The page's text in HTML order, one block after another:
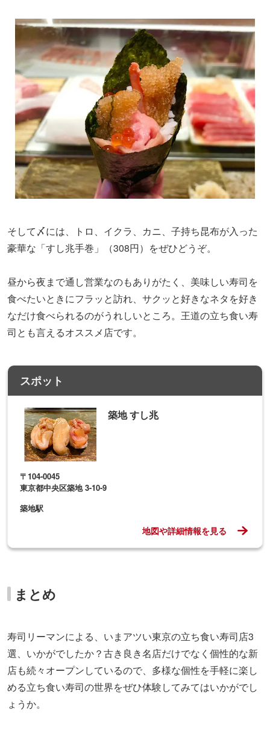
そして〆には、トロ、イクラ、カニ、子持ち昆布が入った
豪華な「すし兆手巻」（308円）をぜひどうぞ。
昼から夜まで通し営業なのもありがたく、美味しい寿司を
食べたいときにフラッと訪れ、サクッと好きなネタを好き
なだけ食べられるのがうれしいところ。王道の立ち食い寿
司とも言えるオススメ店です。
スポット
築地 すし兆
〒104-0045
東京都中央区築地 3-10-9
築地駅
地図や詳細情報を見る
まとめ
寿司リーマンによる、いまアツい東京の立ち食い寿司店3
選、いかがでしたか？古き良き名店だけでなく個性的な新
店も続々オープンしているので、多様な個性を手軽に楽し
める立ち食い寿司の世界をぜひ体験してみてはいかがでし
ょうか。